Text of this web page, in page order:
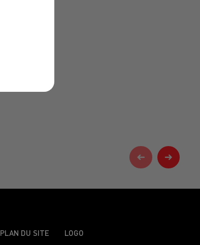
PLAN DU SITE LOGO